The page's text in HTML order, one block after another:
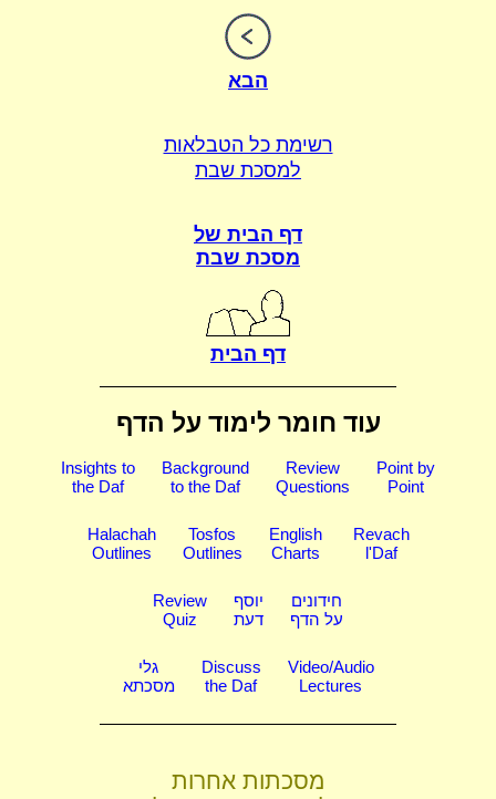
הבא
רשימת כל הטבלאות
למסכת שבת
דף הבית של
מסכת שבת
דף הבית
עוד חומר לימוד על הדף
Insights to
the Daf
Background
to the Daf
Review
Questions
Point by
Point
Halachah
Outlines
Tosfos
Outlines
English
Charts
Revach
l'Daf
Review
Quiz
יוסף
דעת
חידונים
על הדף
גלי
מסכתא
Discuss
the Daf
Video/Audio
Lectures
מסכתות אחרות